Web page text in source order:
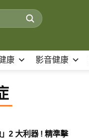
康 影音健康
2 大利器 ! 精準擊